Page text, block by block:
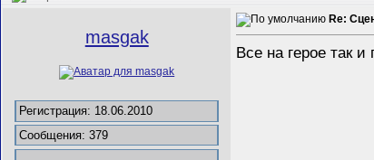
masgak
Регистрация: 18.06.2010
Сообщения: 379
Re:
Все на герое так